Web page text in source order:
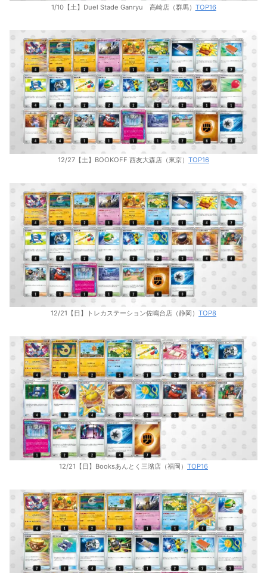
1/10【土】Duel Stade Ganryu 高崎店（群馬） TOP16
12/27【土】BOOKOFF 西友大森店（東京） TOP16
12/21【日】トレカステーション佐鳴台店（静岡） TOP8
12/21【日】Booksあんとく三潴店（福岡） TOP16